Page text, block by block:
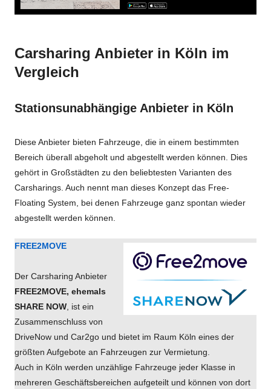
Carsharing Anbieter in Köln im
Vergleich
Stationsunabhängige Anbieter in Köln
Diese Anbieter bieten Fahrzeuge, die in einem bestimmten
Bereich überall abgeholt und abgestellt werden können. Dies
gehört in Großstädten zu den beliebtesten Varianten des
Carsharings. Auch nennt man dieses Konzept das Free-
Floating System, bei denen Fahrzeuge ganz spontan wieder
abgestellt werden können.
FREE2MOVE
Der Carsharing Anbieter
FREE2MOVE, ehemals
SHARE NOW , ist ein
Zusammenschluss von
DriveNow und Car2go und bietet im Raum Köln eines der
größten Aufgebote an Fahrzeugen zur Vermietung.
Auch in Köln werden unzählige Fahrzeuge jeder Klasse in
mehreren Geschäftsbereichen aufgeteilt und können von dort